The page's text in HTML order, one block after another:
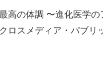
最高の体調 〜進化医学
クロスメディア・パブリ